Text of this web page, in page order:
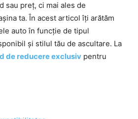
sau preț, ci mai ales de
ta. În acest articol îți arătăm
auto în funcție de tipul
și stilul tău de ascultare. La
de reducere exclusiv pentru